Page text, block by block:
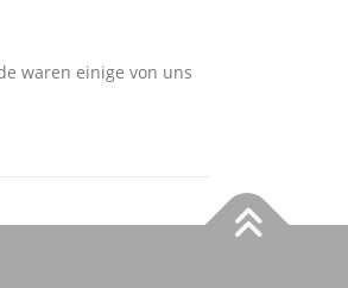
waren einige von uns